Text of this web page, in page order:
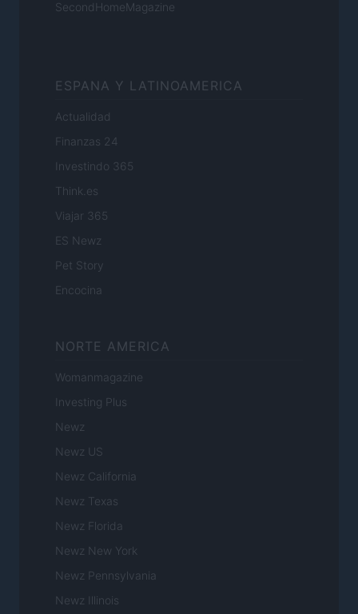
SecondHomeMagazine
ESPANA Y LATINOAMERICA
Actualidad
Finanzas 24
Investindo 365
Think.es
Viajar 365
ES Newz
Pet Story
Encocina
NORTE AMERICA
Womanmagazine
Investing Plus
Newz
Newz US
Newz California
Newz Texas
Newz Florida
Newz New York
Newz Pennsylvania
Newz Illinois